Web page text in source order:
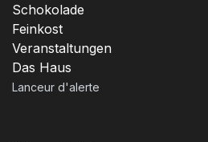
Schokolade
Feinkost
Veranstaltungen
Das Haus
Lanceur d'alerte